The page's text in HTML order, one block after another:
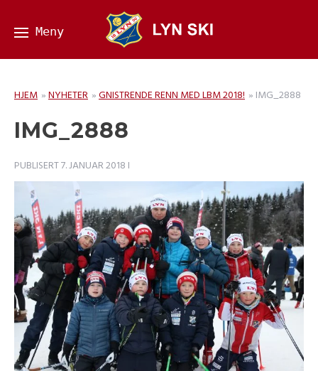
HJEM »NYHETER »GNISTRENDE RENN MED LBM 2018! » IMG_2888
IMG_2888
PUBLISERT7. JANUAR 2018 I